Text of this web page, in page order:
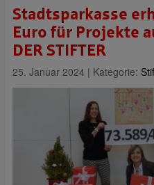
Stadtsparkasse
Euro für Projekte
DER STIFTER
25. Januar 2024 | Kategorie: